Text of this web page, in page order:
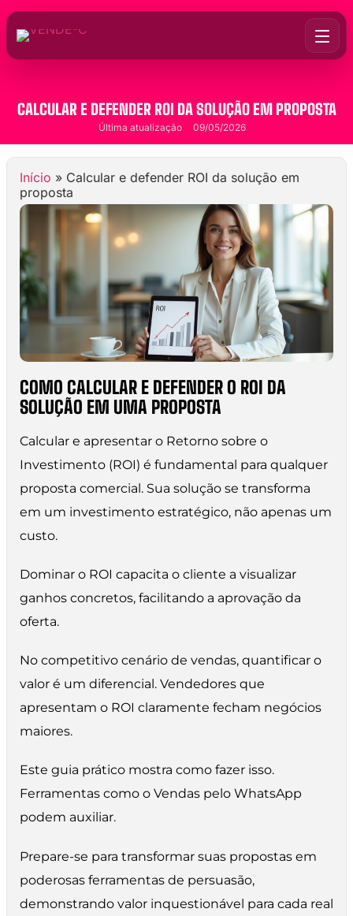
CALCULAR E DEFENDER ROI DA SOLUÇÃO EM PROPOSTA
Última atualização 09/05/2026
Início » Calcular e defender ROI da solução em
proposta
COMO CALCULAR E DEFENDER O ROI DA
SOLUÇÃO EM UMA PROPOSTA
Calcular e apresentar o Retorno sobre o
Investimento (ROI) é fundamental para qualquer
proposta comercial. Sua solução se transforma
em um investimento estratégico, não apenas um
custo.
Dominar o ROI capacita o cliente a visualizar
ganhos concretos, facilitando a aprovação da
oferta.
No competitivo cenário de vendas, quantificar o
valor é um diferencial. Vendedores que
apresentam o ROI claramente fecham negócios
maiores.
Este guia prático mostra como fazer isso.
Ferramentas como o Vendas pelo WhatsApp
podem auxiliar.
Prepare-se para transformar suas propostas em
poderosas ferramentas de persuasão,
demonstrando valor inquestionável para cada real